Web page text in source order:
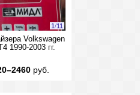
1/11
Volkswagen
1990-2003 гг.
руб.